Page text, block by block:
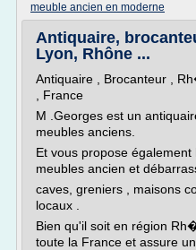
meuble ancien en moderne
Antiquaire,
Lyon, Rhône ...
Antiquaire , Brocanteur ,
, France
M .Georges est un
meubles anciens.
Et vous propose
meubles ancien et
caves, greniers , maisons
locaux .
Bien qu'il soit en région
toute la France et assure